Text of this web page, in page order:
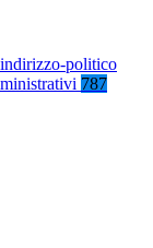
politico
787